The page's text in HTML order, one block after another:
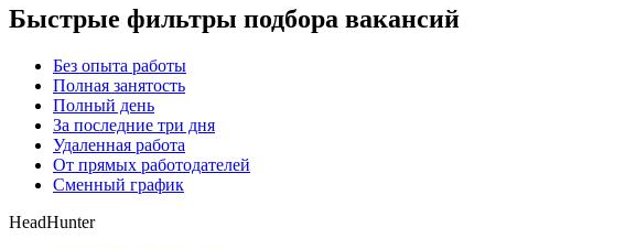
Быстрые фильтры подбора вакансий
Без опыта работы
Полная занятость
Полный день
За последние три дня
Удаленная работа
От прямых работодателей
Сменный график
HeadHunter